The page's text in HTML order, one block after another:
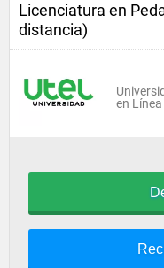
Licenciatura en
distancia)
en